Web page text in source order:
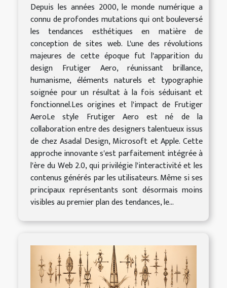
Depuis les années 2000, le monde numérique a
connu de profondes mutations qui ont bouleversé
les tendances esthétiques en matière de
conception de sites web. L'une des révolutions
majeures de cette époque fut l'apparition du
design Frutiger Aero, réunissant brillance,
humanisme, éléments naturels et typographie
soignée pour un résultat à la fois séduisant et
fonctionnel.Les origines et l'impact de Frutiger
AeroLe style Frutiger Aero est né de la
collaboration entre des designers talentueux issus
de chez Asadal Design, Microsoft et Apple. Cette
approche innovante s'est parfaitement intégrée à
l'ère du Web 2.0, qui privilégie l'interactivité et les
contenus générés par les utilisateurs. Même si ses
principaux représentants sont désormais moins
visibles au premier plan des tendances, le...